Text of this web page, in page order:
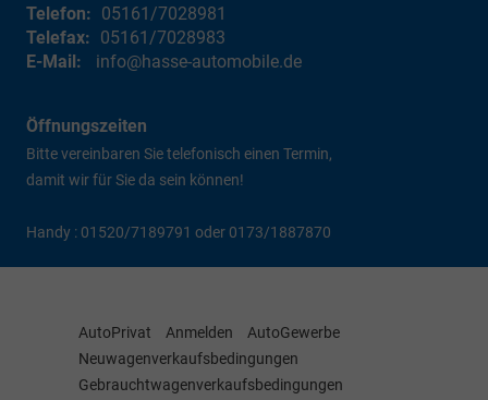
Telefon: 05161/7028981
Telefax: 05161/7028983
E-Mail:
info@hasse-automobile.de
Öffnungszeiten
Bitte vereinbaren Sie telefonisch einen Termin,
damit wir für Sie da sein können!
Handy : 01520/7189791 oder 0173/1887870
AutoPrivat Anmelden
AutoGewerbe
Neuwagenverkaufsbedingungen
Gebrauchtwagenverkaufsbedingungen